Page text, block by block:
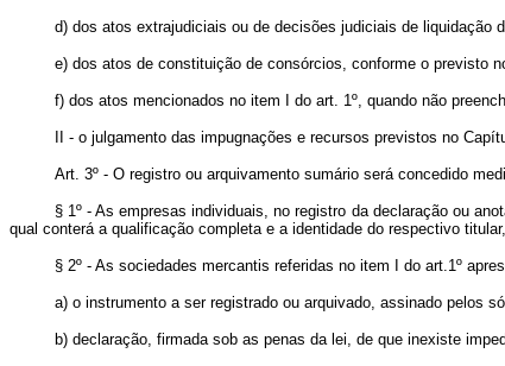
d) dos atos extrajudiciais ou de decisões judiciais de liquidação
e) dos atos de constituição de consórcios, conforme o previsto
f) dos atos mencionados no item I do art. 1º, quando não
II - o julgamento das impugnações e recursos previstos no
Art. 3º - O registro ou arquivamento sumário será concedido
§ 1º - As empresas individuais, no registro da declaração ou
qual conterá a qualificação completa e a identidade do respectivo
§ 2º - As sociedades mercantis referidas no item I do art.1º
a) o instrumento a ser registrado ou arquivado, assinado pelos
b) declaração, firmada sob as penas da lei, de que inexiste